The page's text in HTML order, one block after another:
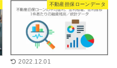
不動産担保ローンデータ
2022.12.01